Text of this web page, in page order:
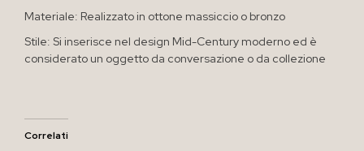
Materiale: Realizzato in ottone massiccio o bronzo
Stile: Si inserisce nel design Mid-Century moderno ed è
considerato un oggetto da conversazione o da collezione
Correlati